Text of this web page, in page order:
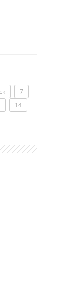
7
14